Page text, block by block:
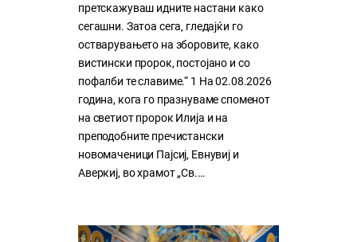
претскажуваш идните настани како
сегашни. Затоа сега, гледајќи го
остварувањето на зборовите, како
вистински пророк, постојано и со
пофалби те славиме.“ 1 На 02.08.2026
година, кога го празнуваме споменот
на светиот пророк Илија и на
преподобните пречистански
новомаченици Пајсиј, Евнувиј и
Аверкиј, во храмот „Св.…